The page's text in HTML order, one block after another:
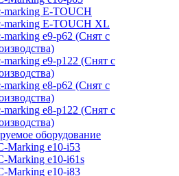
marking E-TOUCH
marking E-TOUCH XL
marking e9-p62 (Снят с
marking e9-p122 (Снят с
marking e8-p62 (Снят с
marking e8-p122 (Снят с
оборудование
Marking e10-i53
Marking e10-i61s
Marking e10-i83